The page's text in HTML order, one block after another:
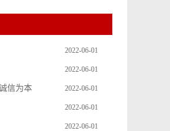
2022-06-01
2022-06-01
2022-06-01
信为本
2022-06-01
2022-06-01